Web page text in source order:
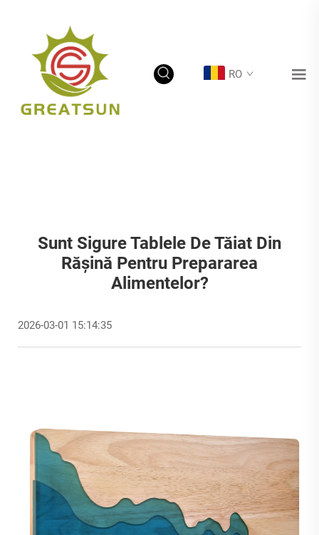
RO
Sunt Sigure Tablele De Tăiat Din
Rășină Pentru Prepararea
Alimentelor?
2026-03-01 15:14:35